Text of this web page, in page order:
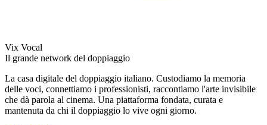
Vix Vocal
Il grande network del doppiaggio
La casa digitale del doppiaggio italiano. Custodiamo la memoria
delle voci, connettiamo i professionisti, raccontiamo l'arte invisibile
che dà parola al cinema. Una piattaforma fondata, curata e
mantenuta da chi il doppiaggio lo vive ogni giorno.